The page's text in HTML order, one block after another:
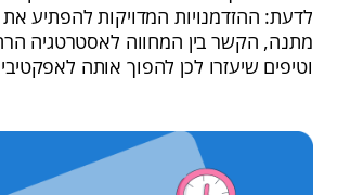
לדעת: ההזדמנויות המדויקות להפתיע
מתנה, הקשר בין המחווה לאסטרטגיה
וטיפים שיעזרו לכן להפוך אותה